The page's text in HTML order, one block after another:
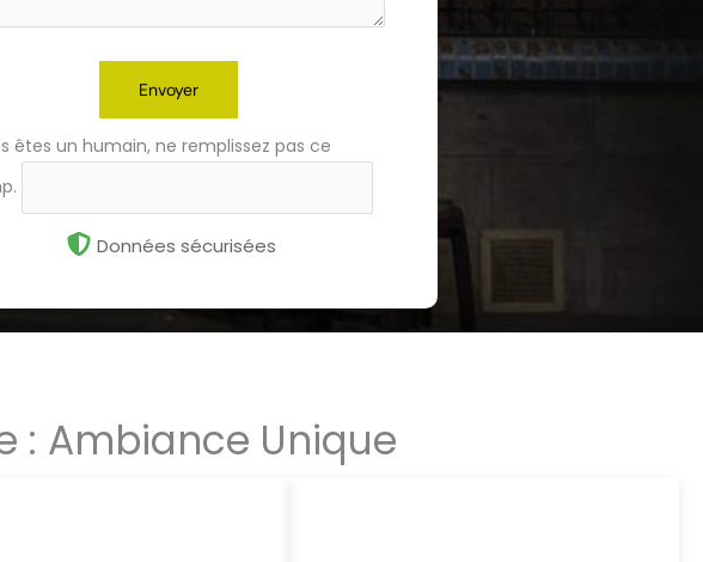
Envoyer
êtes un humain, ne remplissez pas ce
Données sécurisées
: Ambiance Unique